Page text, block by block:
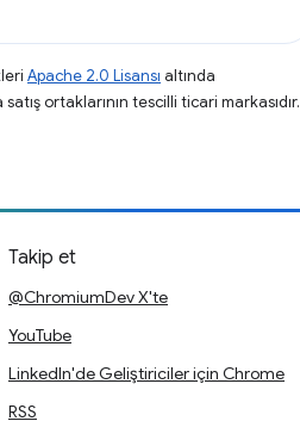
Apache 2.0 Lisansı altında
ortaklarının tescilli ticari markasıdır.
Takip et
@ChromiumDev X'te
YouTube
LinkedIn'de Geliştiriciler için Chrome
RSS